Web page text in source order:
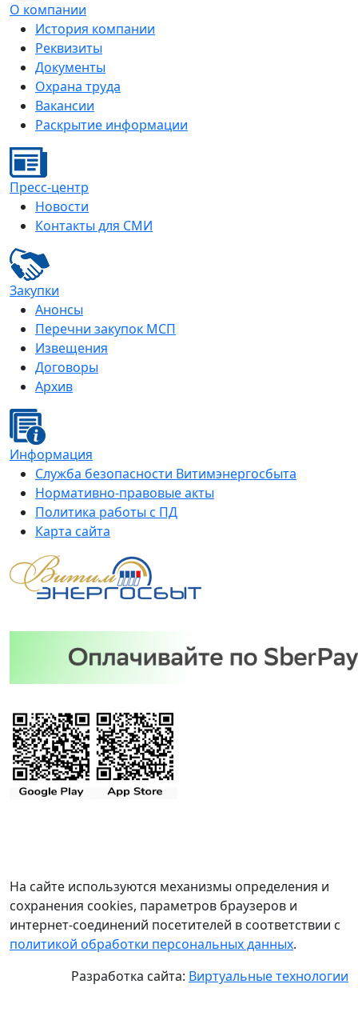
О компании
История компании
Реквизиты
Документы
Охрана труда
Вакансии
Раскрытие информации
Пресс-центр
Новости
Контакты для СМИ
Закупки
Анонсы
Перечни закупок МСП
Извещения
Договоры
Архив
Информация
Служба безопасности Витимэнергосбыта
Нормативно-правовые акты
Политика работы с ПД
Карта сайта
На сайте используются механизмы определения и
сохранения cookies, параметров браузеров и
интернет-соединений посетителей в соответствии с
политикой обработки персональных данных.
Разработка сайта: Виртуальные технологии